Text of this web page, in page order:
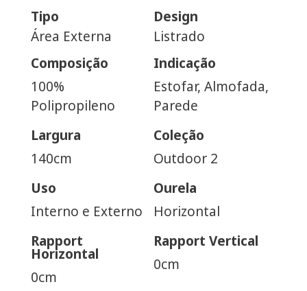
Tipo
Área Externa
Design
Listrado
Composição
100%
Polipropileno
Indicação
Estofar, Almofada,
Parede
Largura
140cm
Coleção
Outdoor 2
Uso
Interno e Externo
Ourela
Horizontal
Rapport
Horizontal
0cm
Rapport Vertical
0cm